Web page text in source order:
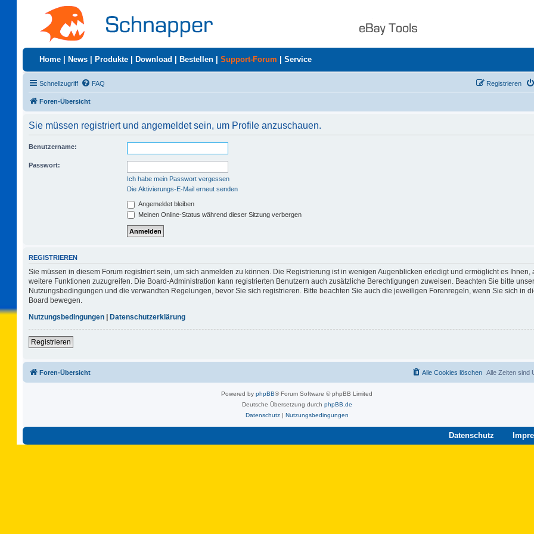
Home News Produkte Download Bestellen Support-Forum Service
Schnellzugriff FAQ Registrieren
Foren-Übersicht
Sie müssen registriert und angemeldet sein, um Profile anzuschauen.
Benutzername:
Passwort:
Ich habe mein Passwort vergessen
Die Aktivierungs-E-Mail erneut senden
Angemeldet bleiben
Meinen Online-Status während dieser Sitzung verbergen
REGISTRIEREN
Sie müssen in diesem Forum registriert sein, um sich anmelden zu können. Die Registrierung ist in wenigen Augenblicken erledigt und ermöglicht es Ihnen,
weitere Funktionen zuzugreifen. Die Board-Administration kann registrierten Benutzern auch zusätzliche Berechtigungen zuweisen. Beachten Sie bitte
Nutzungsbedingungen und die verwandten Regelungen, bevor Sie sich registrieren. Bitte beachten Sie auch die jeweiligen Forenregeln, wenn Sie sich in
Board bewegen.
Nutzungsbedingungen | Datenschutzerklärung
Registrieren
Foren-Übersicht Alle Zeiten sind
Alle Cookies löschen
Powered by phpBB® Forum Software © phpBB Limited
Deutsche Übersetzung durch phpBB.de
Datenschutz| Nutzungsbedingungen
Datenschutz